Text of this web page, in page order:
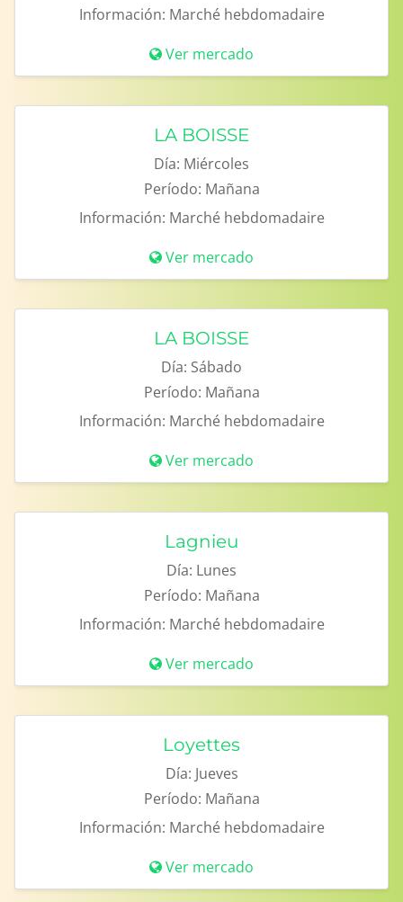
Información: Marché hebdomadaire
Ver mercado
LA BOISSE
Día: Miércoles
Período: Mañana
Información: Marché hebdomadaire
Ver mercado
LA BOISSE
Día: Sábado
Período: Mañana
Información: Marché hebdomadaire
Ver mercado
Lagnieu
Día: Lunes
Período: Mañana
Información: Marché hebdomadaire
Ver mercado
Loyettes
Día: Jueves
Período: Mañana
Información: Marché hebdomadaire
Ver mercado